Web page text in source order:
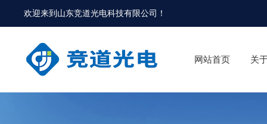
欢迎来到 山东竞道光电科技有限公司 ！
网站首页 关